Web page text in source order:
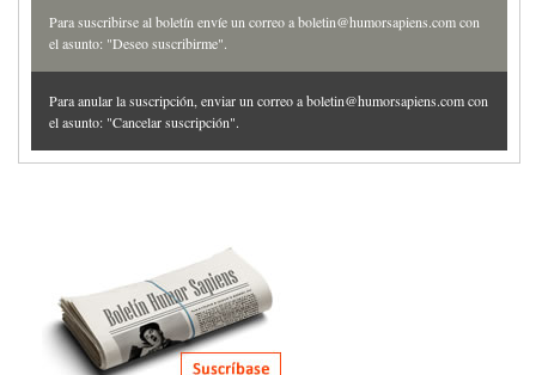
Para suscribirse al boletín envíe un correo a boletin@humorsapiens.com con
el asunto: "Deseo suscribirme".
Para anular la suscripción, enviar un correo a boletin@humorsapiens.com con
el asunto: "Cancelar suscripción".